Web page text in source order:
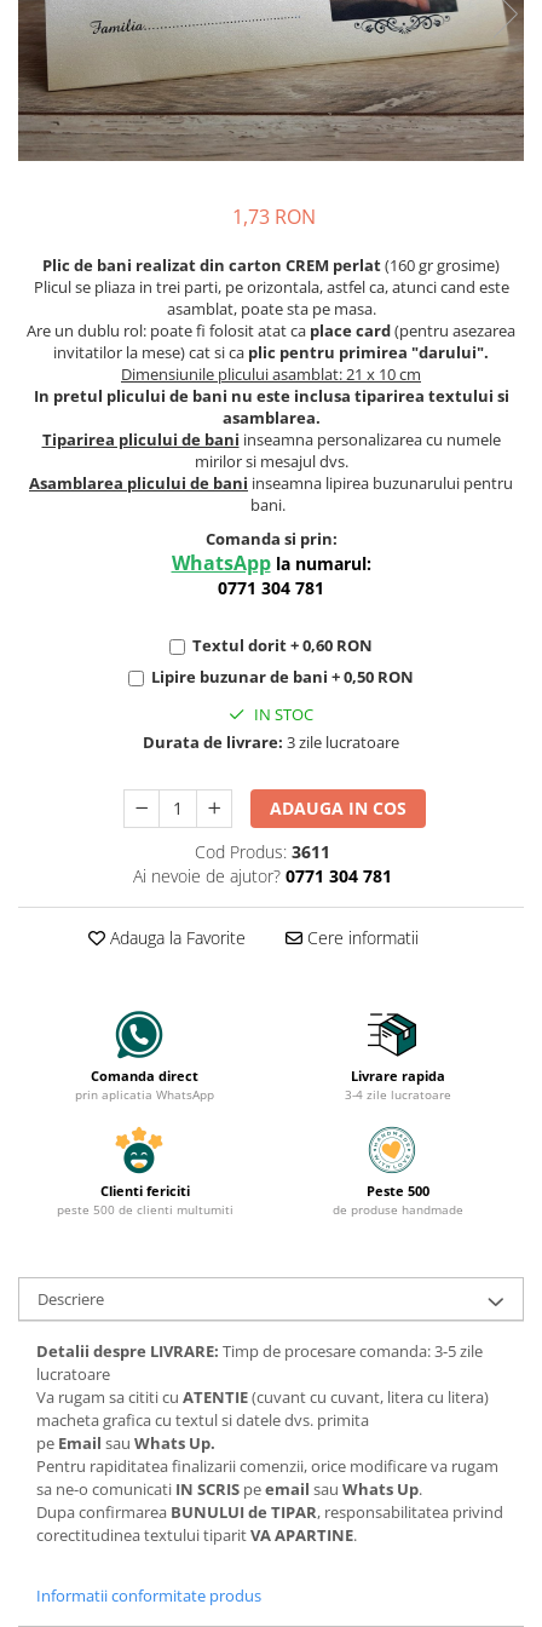
Meniuri & nr de BOTEZ
Plicuri si cartoane pentru INVITATII
TAVA pentru MOT
Cruciulite de BOTEZ
Baloane & decoratiuni BOTEZ
Pahare Miri & Nasi
Cocarde nunta
Inmormatare/pomana
Meniuri pentru NUNTA
1,73 RON
Plic de bani realizat din carton CREM perlat(160 gr grosime)
Plicul se pliaza in trei parti, pe orizontala, astfel ca, atunci cand este
asamblat, poate sta pe masa.
Are un dublu rol: poate fi folosit atat ca place card(pentru asezarea
invitatilor la mese) cat si ca plic pentru primirea "darului".
Dimensiunile plicului asamblat: 21 x 10 cm
In pretul plicului de bani nu este inclusa tiparirea textului si
asamblarea.
Tiparirea plicului de bani inseamna personalizarea cu numele
mirilor si mesajul dvs.
Asamblarea plicului de bani inseamna lipirea buzunarului pentru
bani.
Comanda si prin:
WhatsApp la numarul:
0771 304 781
Textul dorit + 0,60 RON
Lipire buzunar de bani + 0,50 RON
IN STOC
Durata de livrare: 3 zile lucratoare
ADAUGA IN COS
Cod Produs: 3611
Ai nevoie de ajutor? 0771 304 781
Adauga la Favorite Cere informatii
Comanda direct
prin aplicatia WhatsApp
Livrare rapida
3-4 zile lucratoare
Clienti fericiti
peste 500 de clienti multumiti
Peste 500
de produse handmade
Descriere
Detalii despre LIVRARE: Timp de procesare comanda: 3-5 zile
lucratoare
Va rugam sa cititi cu ATENTIE(cuvant cu cuvant, litera cu litera)
macheta grafica cu textul si datele dvs. primita
pe Email sau Whats Up.
Pentru rapiditatea finalizarii comenzii, orice modificare va rugam
sa ne-o comunicati IN SCRIS peemail sau Whats Up.
Dupa confirmarea BUNULUI de TIPAR, responsabilitatea privind
corectitudinea textului tiparitVA APARTINE.
Informatii conformitate produs